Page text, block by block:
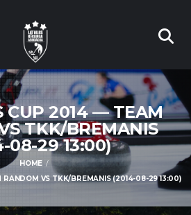
CUP 2014 — TEAM
TKK/BREMANIS
08-29 13:00)
HOME
VS TKK/BREMANIS (2014-08-29 13:00)